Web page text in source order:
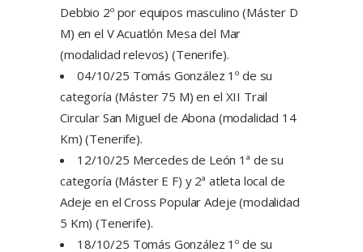
Debbio 2º por equipos masculino (Máster D
M) en el V Acuatlón Mesa del Mar
(modalidad relevos) (Tenerife).
04/10/25 Tomás González 1º de su
categoría (Máster 75 M) en el XII Trail
Circular San Miguel de Abona (modalidad 14
Km) (Tenerife).
12/10/25 Mercedes de León 1ª de su
categoría (Máster E F) y 2ª atleta local de
Adeje en el Cross Popular Adeje (modalidad
5 Km) (Tenerife).
18/10/25 Tomás González 1º de su